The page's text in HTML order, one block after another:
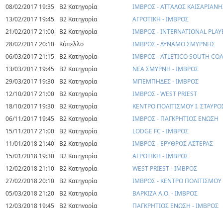
08/02/2017 19:35 Β2 Κατηγορία
ΙΜΒΡΟΣ - ΑΤΤΑΛΟΣ
13/02/2017 19:45
Β2 Κατηγορία
ΑΓΡΟΤΙΚΗ - ΙΜΒΡΟΣ
21/02/2017 21:00
Β2 Κατηγορία
ΙΜΒΡΟΣ - INTERNATIONAL
28/02/2017 20:10
Κύπελλο
ΙΜΒΡΟΣ - ΔΥΝΑΜΟ ΣΜΥΡΝΗΣ
06/03/2017 21:15
Β2 Κατηγορία
ΙΜΒΡΟΣ - ATLETICO SOUTH
13/03/2017 19:45
Β2 Κατηγορία
ΝΕΑ ΣΜΥΡΝΗ - ΙΜΒΡΟΣ
29/03/2017 19:30
Β2 Κατηγορία
ΜΠΕΜΠΗΔΕΣ - ΙΜΒΡΟΣ
12/10/2017 21:00
Β2 Κατηγορία
ΙΜΒΡΟΣ - WEST PRIEST
18/10/2017 19:30
Β2 Κατηγορία
ΚΕΝΤΡΟ ΠΟΛΙΤΙΣΜΟΥ Ι.
06/11/2017 19:45
Β2 Κατηγορία
ΙΜΒΡΟΣ - ΠΑΓΚΡΗΤΙΟΣ ΕΝΩΣΗ
15/11/2017 21:00
Β2 Κατηγορία
LODGE FC - ΙΜΒΡΟΣ
11/01/2018 21:40
Β2 Κατηγορία
ΙΜΒΡΟΣ - ΕΡΥΘΡΟΣ ΑΣΤΕΡΑΣ
15/01/2018 19:30
Β2 Κατηγορία
ΑΓΡΟΤΙΚΗ - ΙΜΒΡΟΣ
12/02/2018 21:10
Β2 Κατηγορία
WEST PRIEST - ΙΜΒΡΟΣ
27/02/2018 20:10
Β2 Κατηγορία
ΙΜΒΡΟΣ - ΚΕΝΤΡΟ ΠΟΛΙΤΙΣΜΟΥ
05/03/2018 21:20
Β2 Κατηγορία
ΒΑΡΚΙΖΑ Α.Ο. - ΙΜΒΡΟΣ
12/03/2018 19:45
Β2 Κατηγορία
ΠΑΓΚΡΗΤΙΟΣ ΕΝΩΣΗ - ΙΜΒΡΟΣ